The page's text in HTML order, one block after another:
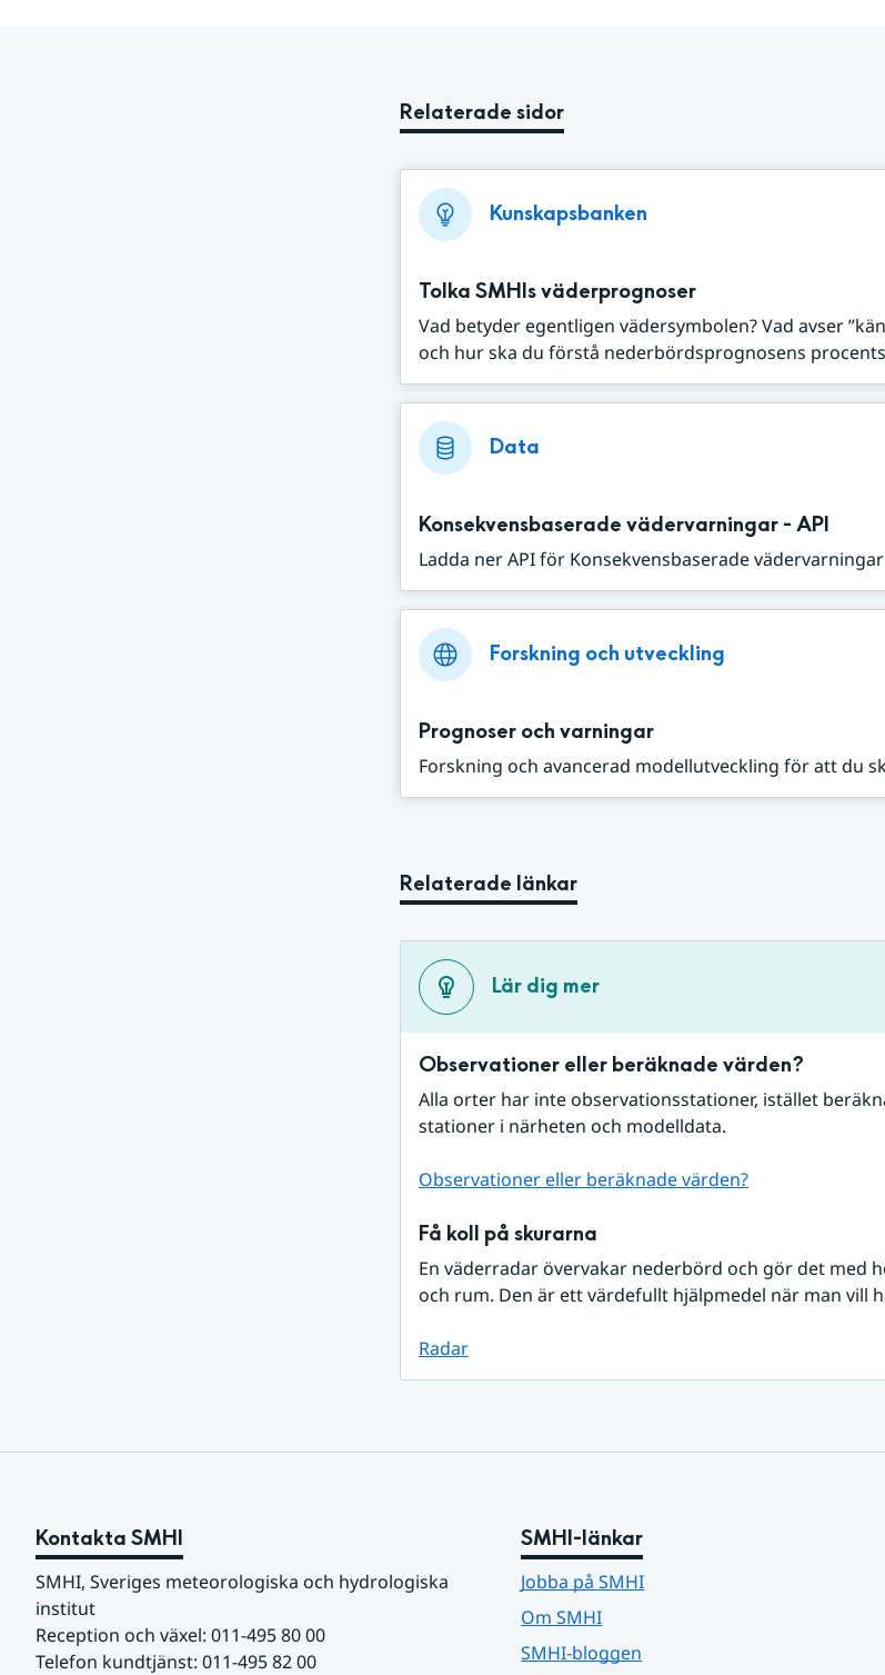
Relaterade sidor
Kunskapsbanken
Tolka SMHIs väderprognoser
Vad betyder egentligen vädersymbolen? Vad avser
och hur ska du förstå nederbördsprognosens
Data
Konsekvensbaserade vädervarningar - API
Ladda ner API för Konsekvensbaserade vädervarningar
Forskning och utveckling
Prognoser och varningar
Forskning och avancerad modellutveckling för att du
Relaterade länkar
Lär dig mer
Observationer eller beräknade värden?
Alla orter har inte observationsstationer, istället
stationer i närheten och modelldata.
Observationer eller beräknade värden?
Få koll på skurarna
En väderradar övervakar nederbörd och gör det med
och rum. Den är ett värdefullt hjälpmedel när man vill
Radar
Kontakta SMHI
SMHI, Sveriges meteorologiska och hydrologiska
institut
Reception och växel: 011-495 80 00
Telefon kundtjänst: 011-495 82 00
SMHI-länkar
Jobba på SMHI
Om SMHI
SMHI-bloggen